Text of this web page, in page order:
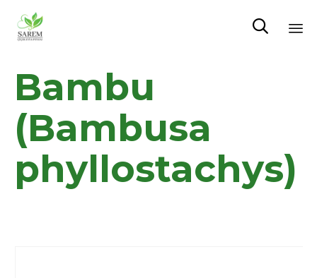

Bambu
(Bambusa
phyllostachys)